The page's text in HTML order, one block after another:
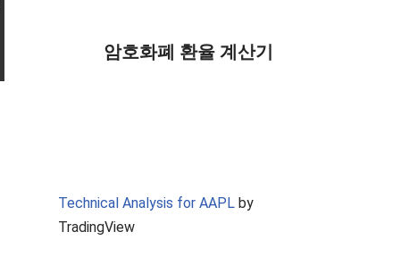
암호화폐 환율 계산기
Technical Analysis for AAPL by
TradingView